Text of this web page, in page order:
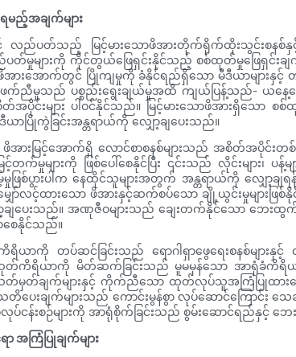
မည့်အချက်များ
တွင် လည်ပတ်သည့် မြင့်မားသောဖိအားတိုက်ရိုက်ထိုးသွင်းစန
လည်ပတ်မှုများကို ကိုင်တွယ်ဖြေရှင်းနိုင်သည့် စစ်ထုတ်မှုဖြေရှင်း
အောက်တွင် ပြိုကျမှုကို ခံနိုင်ရည်ရှိသော မီဒီယာများနှင့် တု
မှုသည် ပစ္စည်းရွေးချယ်မှုအထိ ကျယ်ပြန့်သည်- ယနေ့ခ
ပိုင်းများ ပါဝင်နိုင်သည်။ မြင့်မားသောဖိအားရှိသော
ာပြိုကွဲခြင်းအန္တရာယ်ကို လျှော့ချပေးသည်။
င့်အောက်ရှိ လောင်စာစနစ်များသည် အစိတ်အပိုင်းတစ်ခု ဆို
ျားကို ဖြစ်ပေါ်စေနိုင်ပြီး ၎င်းသည် လိုင်းများ၊ ပန့်
မှုဖြစ်ပွားပါက နေထိုင်သူများအတွက် အန္တရာယ်ကို လျှော့
ော်လင့်ထားသော ဖိအားနှင့်ဆက်စပ်သော ချို့ယွင်းမှုများ
ချပေးသည်။ အဏုဇီဝများသည် ချေးတက်နိုင်သော ဘေ
စေနိုင်သည်။
ာကို တပ်ဆင်ခြင်းသည် ရောဂါရှာဖွေရေးစနစ်မျာ
တ်ကိရိယာကို မိတ်ဆက်ခြင်းသည် မူမမှန်သော အာရုံခံကိရိယာ
တ်မှတ်ချက်များနှင့် ကိုက်ညီသော ထုတ်လုပ်သူအကြံပြုထာ
ချက်များသည် ကောင်းမွန်စွာ လုပ်ဆောင်ကြောင်း သေခ
းစဉ်များကို အာရုံစိုက်ခြင်းသည် စွမ်းဆောင်ရည်နှင့် ဘေး
အကြံပြုချက်များ